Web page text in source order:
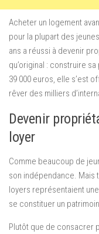
Acheter un logement
pour la plupart des
ans a réussi à devenir
qu’original : construire
39 000 euros, elle s’est
rêver des milliers
Devenir
loyer
Comme beaucoup de
son indépendance. Mais
loyers représentaient
se constituer un
Plutôt que de consacrer